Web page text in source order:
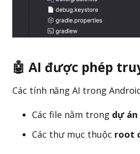
🤖 AI được phép
Các tính năng AI trong
Các file nằm trong dự
Các thư mục thuộc root